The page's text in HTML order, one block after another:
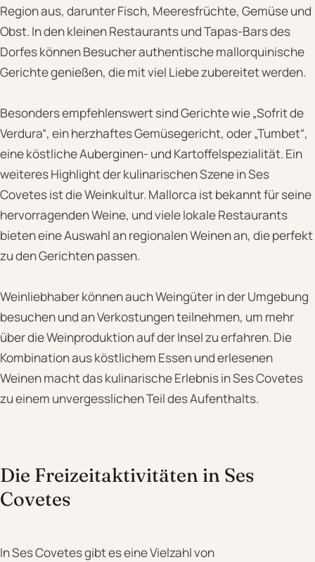
Region aus, darunter Fisch, Meeresfrüchte, Gemüse und
Obst. In den kleinen Restaurants und Tapas-Bars des
Dorfes können Besucher authentische mallorquinische
Gerichte genießen, die mit viel Liebe zubereitet werden.
Besonders empfehlenswert sind Gerichte wie „Sofrit de
Verdura“, ein herzhaftes Gemüsegericht, oder „Tumbet“,
eine köstliche Auberginen- und Kartoffelspezialität. Ein
weiteres Highlight der kulinarischen Szene in Ses
Covetes ist die Weinkultur. Mallorca ist bekannt für seine
hervorragenden Weine, und viele lokale Restaurants
bieten eine Auswahl an regionalen Weinen an, die perfekt
zu den Gerichten passen.
Weinliebhaber können auch Weingüter in der Umgebung
besuchen und an Verkostungen teilnehmen, um mehr
über die Weinproduktion auf der Insel zu erfahren. Die
Kombination aus köstlichem Essen und erlesenen
Weinen macht das kulinarische Erlebnis in Ses Covetes
zu einem unvergesslichen Teil des Aufenthalts.
Die Freizeitaktivitäten in Ses
Covetes
In Ses Covetes gibt es eine Vielzahl von